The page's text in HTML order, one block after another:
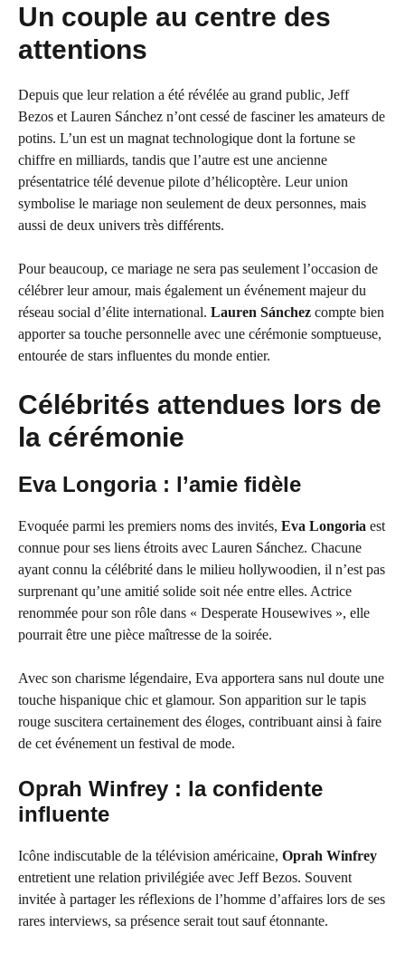
Un couple au centre des
attentions
Depuis que leur relation a été révélée au grand public, Jeff
Bezos et Lauren Sánchez n’ont cessé de fasciner les amateurs de
potins. L’un est un magnat technologique dont la fortune se
chiffre en milliards, tandis que l’autre est une ancienne
présentatrice télé devenue pilote d’hélicoptère. Leur union
symbolise le mariage non seulement de deux personnes, mais
aussi de deux univers très différents.
Pour beaucoup, ce mariage ne sera pas seulement l’occasion de
célébrer leur amour, mais également un événement majeur du
réseau social d’élite international. Lauren Sánchez compte bien
apporter sa touche personnelle avec une cérémonie somptueuse,
entourée de stars influentes du monde entier.
Célébrités attendues lors de
la cérémonie
Eva Longoria : l’amie fidèle
Evoquée parmi les premiers noms des invités, Eva Longoria est
connue pour ses liens étroits avec Lauren Sánchez. Chacune
ayant connu la célébrité dans le milieu hollywoodien, il n’est pas
surprenant qu’une amitié solide soit née entre elles. Actrice
renommée pour son rôle dans « Desperate Housewives », elle
pourrait être une pièce maîtresse de la soirée.
Avec son charisme légendaire, Eva apportera sans nul doute une
touche hispanique chic et glamour. Son apparition sur le tapis
rouge suscitera certainement des éloges, contribuant ainsi à faire
de cet événement un festival de mode.
Oprah Winfrey : la confidente
influente
Icône indiscutable de la télévision américaine, Oprah Winfrey
entretient une relation privilégiée avec Jeff Bezos. Souvent
invitée à partager les réflexions de l’homme d’affaires lors de ses
rares interviews, sa présence serait tout sauf étonnante.